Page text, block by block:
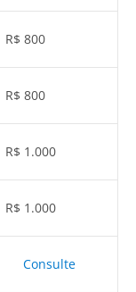
R$ 800
R$ 800
R$ 1.000
R$ 1.000
Consulte